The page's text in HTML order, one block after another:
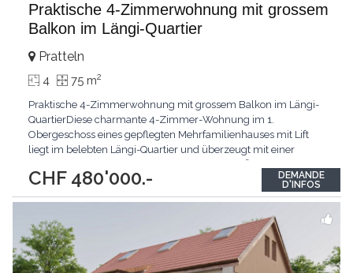
Praktische 4-Zimmerwohnung mit grossem
Balkon im Längi-Quartier
CHF 480'000.-
Pratteln
4 75 m2
Praktische 4-Zimmerwohnung mit grossem Balkon im Längi-
QuartierDiese charmante 4-Zimmer-Wohnung im 1.
Obergeschoss eines gepflegten Mehrfamilienhauses mit Lift
liegt im belebten Längi-Quartier und überzeugt mit einer
erwartet Sie ein grosszügiger Wohn- und Essbereich mit
Zugang zum sonnigen Balkon und Blick auf der gepflegten
DEMANDE
D'INFOS